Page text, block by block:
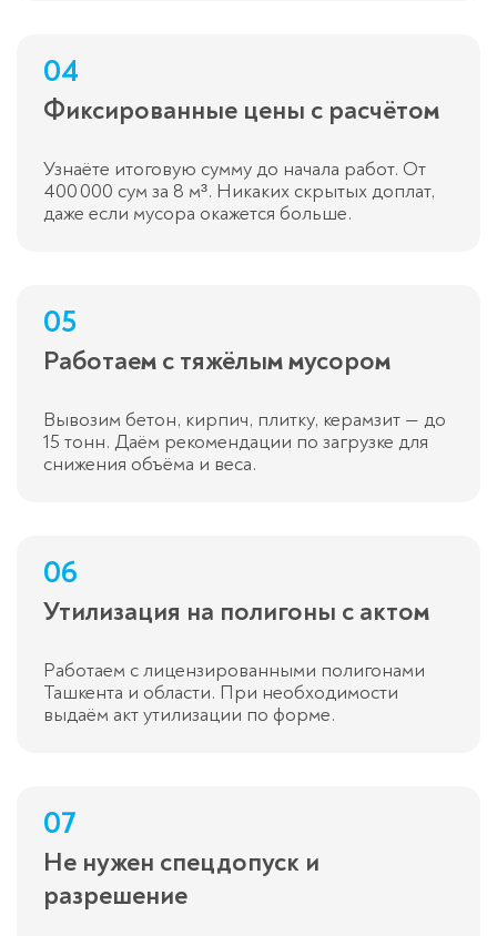
04
Фиксированные цены с расчётом
Узнаёте итоговую сумму до начала работ. От
400 000 сум за 8 м³. Никаких скрытых доплат,
даже если мусора окажется больше.
05
Работаем с тяжёлым мусором
Вывозим бетон, кирпич, плитку, керамзит — до
15 тонн. Даём рекомендации по загрузке для
снижения объёма и веса.
06
Утилизация на полигоны с актом
Работаем с лицензированными полигонами
Ташкента и области. При необходимости
выдаём акт утилизации по форме.
07
Не нужен спецдопуск и
разрешение